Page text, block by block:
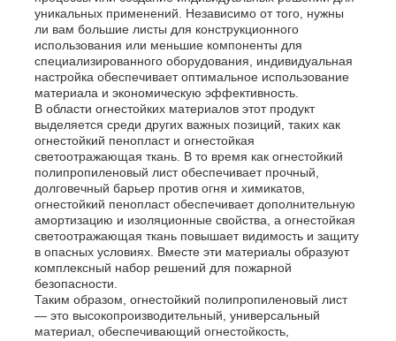
Трубы из ПП
фитинги для труб из полипропилена
уникальных применений. Независимо от того, нужны
ли вам большие листы для конструкционного
использования или меньшие компоненты для
специализированного оборудования, индивидуальная
настройка обеспечивает оптимальное использование
материала и экономическую эффективность.
В области огнестойких материалов этот продукт
выделяется среди других важных позиций, таких как
огнестойкий пенопласт и огнестойкая
светоотражающая ткань. В то время как огнестойкий
полипропиленовый лист обеспечивает прочный,
долговечный барьер против огня и химикатов,
огнестойкий пенопласт обеспечивает дополнительную
амортизацию и изоляционные свойства, а огнестойкая
светоотражающая ткань повышает видимость и защиту
в опасных условиях. Вместе эти материалы образуют
комплексный набор решений для пожарной
безопасности.
Таким образом, огнестойкий полипропиленовый лист
— это высокопроизводительный, универсальный
материал, обеспечивающий огнестойкость,